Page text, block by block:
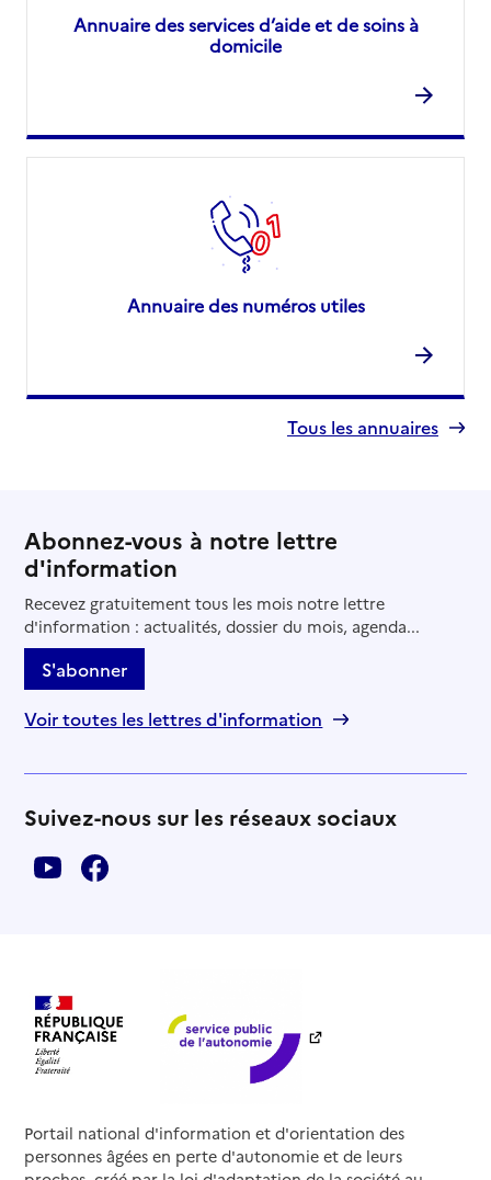
Annuaire des services d’aide et de soins à
domicile
Annuaire des numéros utiles
Tous les annuaires
Abonnez-vous à notre lettre
d'information
Recevez gratuitement tous les mois notre lettre
d'information : actualités, dossier du mois, agenda...
S'abonner
Voir toutes les lettres d'information
Suivez-nous sur les réseaux sociaux
Portail national d'information et d'orientation des
personnes âgées en perte d'autonomie et de leurs